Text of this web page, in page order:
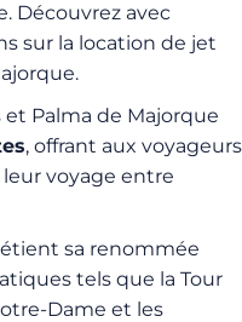
Découvrez avec
sur la location de jet
Palma de Majorque
, offrant aux voyageurs
voyage entre
sa renommée
tels que la Tour
Dame et les